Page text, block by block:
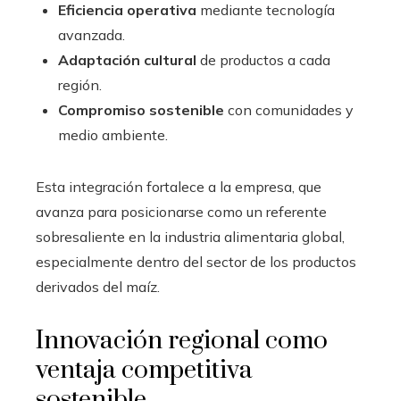
Eficiencia operativa mediante tecnología
avanzada.
Adaptación cultural de productos a cada
región.
Compromiso sostenible con comunidades y
medio ambiente.
Esta integración fortalece a la empresa, que
avanza para posicionarse como un referente
sobresaliente en la industria alimentaria global,
especialmente dentro del sector de los productos
derivados del maíz.
Innovación regional como
ventaja competitiva